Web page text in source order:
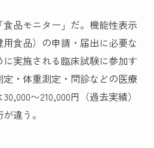
品モニター」だ。機能性表示
食品）の申請・届出に必要な
実施される臨床試験に参加す
・体重測定・問診などの医療
〜210,000円（過去実績）
違う。